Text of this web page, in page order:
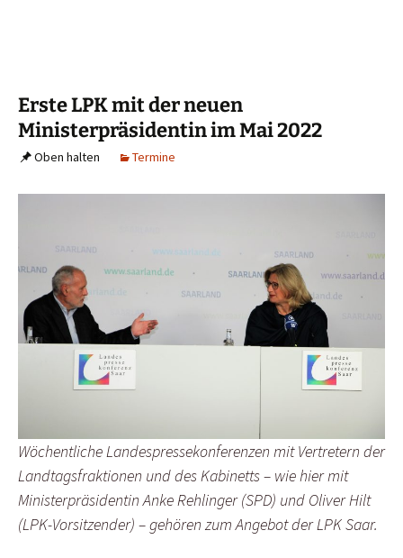
Erste LPK mit der neuen
Ministerpräsidentin im Mai 2022
Oben halten Termine
Wöchentliche Landespressekonferenzen mit Vertretern der
Landtagsfraktionen und des Kabinetts – wie hier mit
Ministerpräsidentin Anke Rehlinger (SPD) und Oliver Hilt
(LPK-Vorsitzender) – gehören zum Angebot der LPK Saar.